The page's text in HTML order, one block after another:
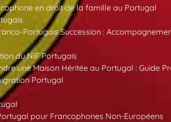
en droit de la famille au Portugal
Portugais Succession :
du NIF Portugais
une Maison Héritée au Portugal : Guide
Portugal
pour Francophones Non-Européens